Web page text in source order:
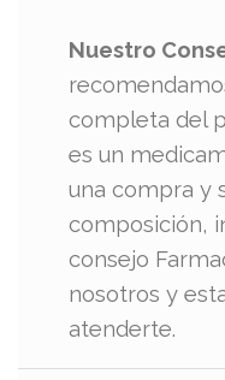
Nuestro
completa del
es un
una compra y
composición,
consejo
nosotros y
atenderte.